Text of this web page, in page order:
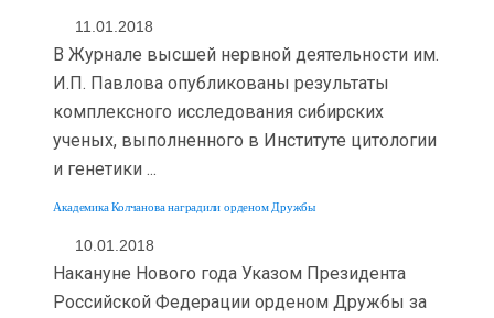
11.01.2018
В Журнале высшей нервной деятельности им.
И.П. Павлова опубликованы результаты
комплексного исследования сибирских
ученых, выполненного в Институте цитологии
и генетики ...
Академика Колчанова наградили орденом Дружбы
10.01.2018
Накануне Нового года Указом Президента
Российской Федерации орденом Дружбы за